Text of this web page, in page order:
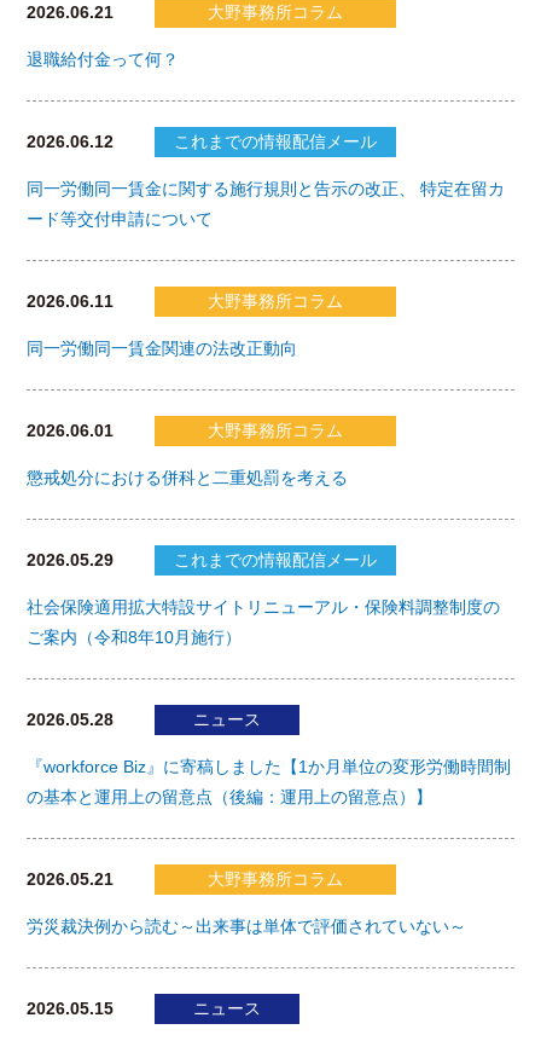
2026.06.21 大野事務所コラム
退職給付金って何？
2026.06.12 これまでの情報配信メール
同一労働同一賃金に関する施行規則と告示の改正、 特定在留カ
ード等交付申請について
2026.06.11 大野事務所コラム
同一労働同一賃金関連の法改正動向
2026.06.01 大野事務所コラム
懲戒処分における併科と二重処罰を考える
2026.05.29 これまでの情報配信メール
社会保険適用拡大特設サイトリニューアル・保険料調整制度の
ご案内（令和8年10月施行）
2026.05.28 ニュース
『workforce Biz』に寄稿しました【1か月単位の変形労働時間制
の基本と運用上の留意点（後編：運用上の留意点）】
2026.05.21 大野事務所コラム
労災裁決例から読む～出来事は単体で評価されていない～
2026.05.15 ニュース